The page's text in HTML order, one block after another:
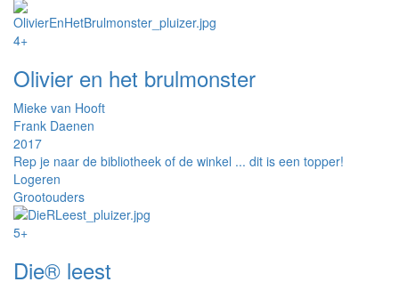
4+
Olivier en het brulmonster
Mieke van Hooft
Frank Daenen
2017
Rep je naar de bibliotheek of de winkel ... dit is een topper!
Logeren
Grootouders
5+
Die® leest